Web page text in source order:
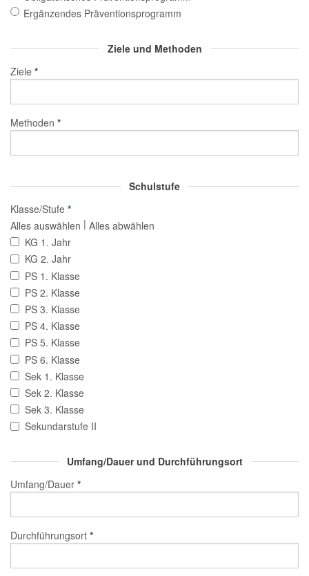
Ergänzendes Präventionsprogramm
Ziele und Methoden
Ziele *
Methoden *
Schulstufe
Klasse/Stufe *
Alles auswählen | Alles abwählen
KG 1. Jahr
KG 2. Jahr
PS 1. Klasse
PS 2. Klasse
PS 3. Klasse
PS 4. Klasse
PS 5. Klasse
PS 6. Klasse
Sek 1. Klasse
Sek 2. Klasse
Sek 3. Klasse
Sekundarstufe II
Umfang/Dauer und Durchführungsort
Umfang/Dauer *
Durchführungsort *